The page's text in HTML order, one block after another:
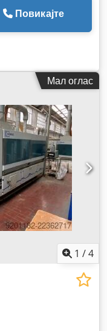
Повикајте
Мал оглас
1 /4